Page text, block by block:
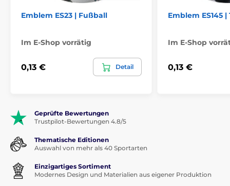
Emblem ES23 | Fußball
Im E-Shop vorrätig
0,13 € Detail
Emblem ES145
Im E-Shop
0,13 €
Geprüfte Bewertungen
Trustpilot-Bewertungen 4.8/5
Thematische Editionen
Auswahl von mehr als 40 Sportarten
Einzigartiges Sortiment
Modernes Design und Materialien aus eigener Produktion